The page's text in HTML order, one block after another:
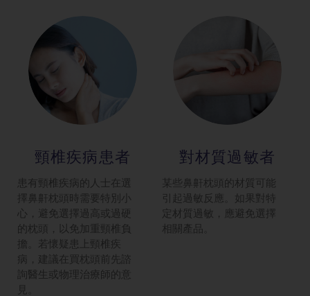
頸椎疾病患者
患有頸椎疾病的人士在選
擇鼻鼾枕頭時需要特別小
心，避免選擇過高或過硬
的枕頭，以免加重頸椎負
擔。若懷疑患上頸椎疾
病，建議在買枕頭前先諮
詢醫生或物理治療師的意
見。
對材質過敏者
某些鼻鼾枕頭的材質可能
引起過敏反應。如果對特
定材質過敏，應避免選擇
相關產品。